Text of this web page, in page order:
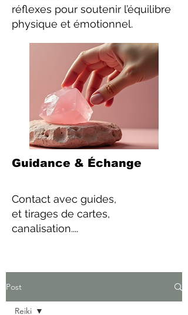
réflexes pour soutenir l’équilibre
physique et émotionnel.
Guidance & Échange
Contact avec guides,
et tirages de cartes,
canalisation....
Post
Reiki